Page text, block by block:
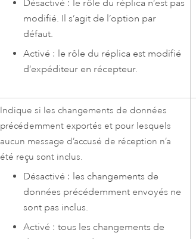
Désactivé : le rôle du réplica n’est pas
modifié. Il s’agit de l’option par
défaut.
Activé : le rôle du réplica est modifié
d’expéditeur en récepteur.
Indique si les changements de données
précédemment exportés et pour lesquels
aucun message d’accusé de réception n’a
été reçu sont inclus.
Désactivé : les changements de
données précédemment envoyés ne
sont pas inclus.
Activé : tous les changements de